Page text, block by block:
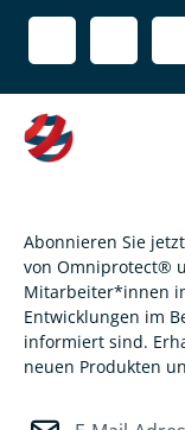
Abonnieren Sie
von Omniprotect®
Mitarbeiter*innen
Entwicklungen im
informiert sind.
neuen Produkten